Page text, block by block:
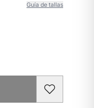
Guía de tallas